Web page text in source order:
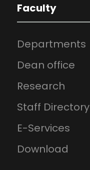
Faculty
Departments
Dean office
Research
Staff Directory
E-Services
Download